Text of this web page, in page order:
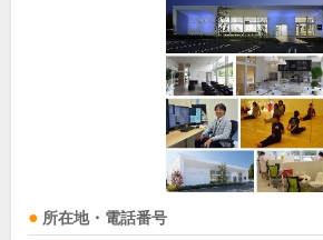
所在地・電話番号